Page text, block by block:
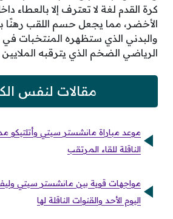
كرة القدم لغة لا تعترف إلا بالعطاء
الأخضر، مما يجعل حسم اللقب رهنًا
والبدني الذي ستظهره المنتخبات
الرياضي الضخم الذي يترقبه
مقالات لنفس
موعد مباراة مانشستر سيتي وأتلتيكو
الناقلة للقاء المرتقب
مواجهات قوية بين مانشستر سيتي
اليوم الأحد والقنوات الناقلة لها